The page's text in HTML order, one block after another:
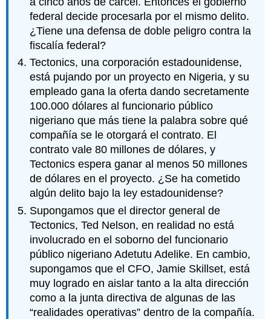
federal decide procesarla por el mismo delito.
¿Tiene una defensa de doble peligro contra la
fiscalía federal?
Tectonics, una corporación estadounidense,
está pujando por un proyecto en Nigeria, y su
empleado gana la oferta dando secretamente
100.000 dólares al funcionario público
nigeriano que más tiene la palabra sobre qué
compañía se le otorgará el contrato. El
contrato vale 80 millones de dólares, y
Tectonics espera ganar al menos 50 millones
de dólares en el proyecto. ¿Se ha cometido
algún delito bajo la ley estadounidense?
Supongamos que el director general de
Tectonics, Ted Nelson, en realidad no está
involucrado en el soborno del funcionario
público nigeriano Adetutu Adelike. En cambio,
supongamos que el CFO, Jamie Skillset, está
muy logrado en aislar tanto a la alta dirección
como a la junta directiva de algunas de las
“realidades operativas” dentro de la compañía.